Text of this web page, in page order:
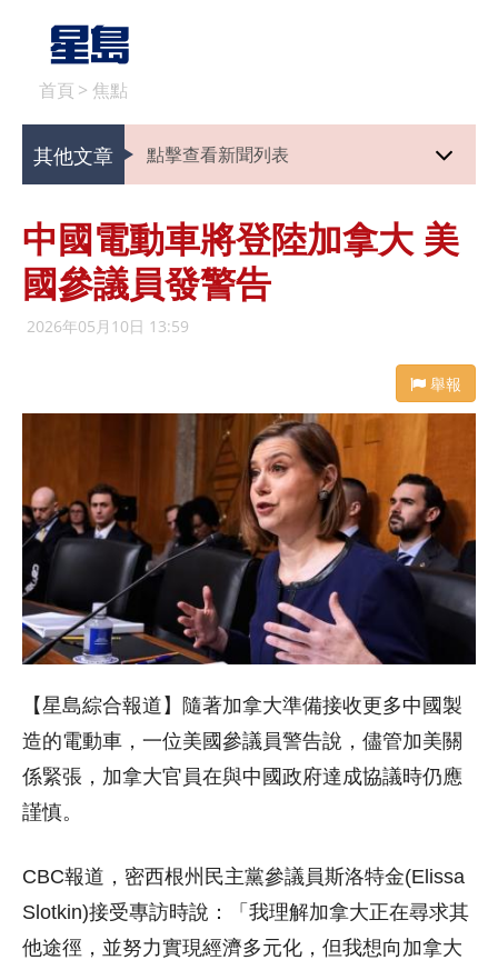
首頁 > 焦點
其他文章 點擊查看新聞列表
中國電動車將登陸加拿大 美
國參議員發警告
2026年05月10日 13:59
舉報
【星島綜合報道】隨著加拿大準備接收更多中國製
造的電動車，一位美國參議員警告說，儘管加美關
係緊張，加拿大官員在與中國政府達成協議時仍應
謹慎。
CBC報道，密西根州民主黨參議員斯洛特金(Elissa
Slotkin)接受專訪時說：「我理解加拿大正在尋求其
他途徑，並努力實現經濟多元化，但我想向加拿大